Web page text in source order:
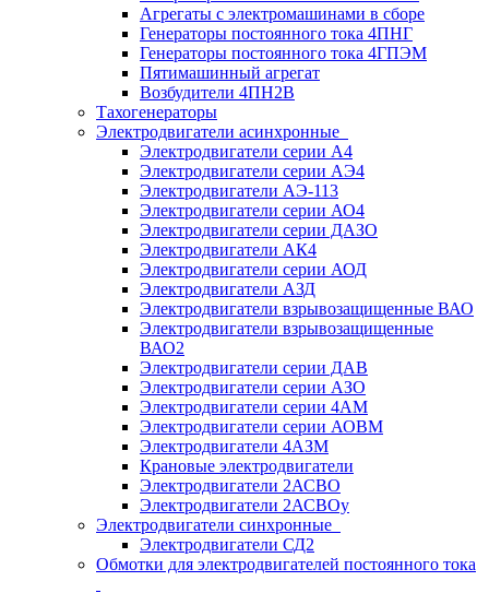
Агрегаты с электромашинами в сборе
Генераторы постоянного тока 4ПНГ
Генераторы постоянного тока 4ГПЭМ
Пятимашинный агрегат
Возбудители 4ПН2В
Тахогенераторы
Электродвигатели асинхронные
Электродвигатели серии А4
Электродвигатели серии АЭ4
Электродвигатели АЭ-113
Электродвигатели серии АО4
Электродвигатели серии ДАЗО
Электродвигатели АК4
Электродвигатели серии АОД
Электродвигатели АЗД
Электродвигатели взрывозащищенные ВАО
Электродвигатели взрывозащищенные
ВАО2
Электродвигатели серии ДАВ
Электродвигатели серии АЗО
Электродвигатели серии 4АМ
Электродвигатели серии АОВМ
Электродвигатели 4АЗМ
Крановые электродвигатели
Электродвигатели 2АСВО
Электродвигатели 2АСВОу
Электродвигатели синхронные
Электродвигатели СД2
Обмотки для электродвигателей постоянного тока